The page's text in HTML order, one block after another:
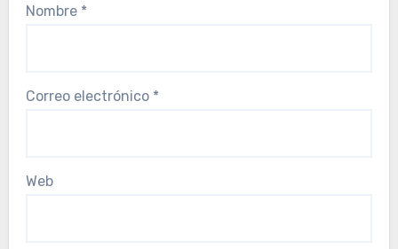
Nombre *
Correo electrónico *
Web